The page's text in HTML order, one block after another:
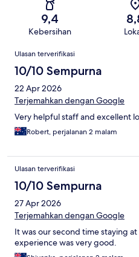
9,4
Kebersihan
Ulasan
Ulasan terverifikasi
10/10 Sempurna
22 Apr 2026
Terjemahkan dengan Google
Very helpful staff and excellent
Robert, perjalanan 2 malam
Ulasan terverifikasi
10/10 Sempurna
27 Apr 2026
Terjemahkan dengan Google
It was our second time staying at
experience was very good.